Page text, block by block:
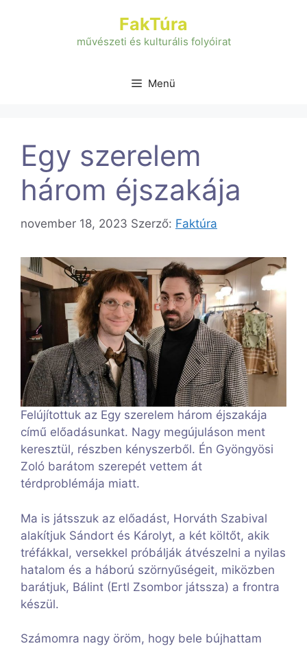
FakTúra
művészeti és kulturális folyóirat
Menü
Egy szerelem
három éjszakája
november 18, 2023 Szerző: Faktúra
Felújítottuk az Egy szerelem három éjszakája
című előadásunkat. Nagy megújuláson ment
keresztül, részben kényszerből. Én Gyöngyösi
Zoló barátom szerepét vettem át
térdproblémája miatt.
Ma is játsszuk az előadást, Horváth Szabival
alakítjuk Sándort és Károlyt, a két költőt, akik
tréfákkal, versekkel próbálják átvészelni a nyilas
hatalom és a háború szörnyűségeit, miközben
barátjuk, Bálint (Ertl Zsombor játssza) a frontra
készül.
Számomra nagy öröm, hogy bele bújhattam